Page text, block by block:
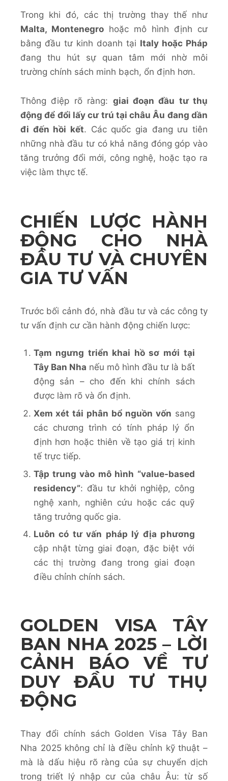
Trong khi đó, các thị trường thay thế như
Malta, Montenegro hoặc mô hình định cư
bằng đầu tư kinh doanh tại Italy hoặc Pháp
đang thu hút sự quan tâm mới nhờ môi
trường chính sách minh bạch, ổn định hơn.
Thông điệp rõ ràng: giai đoạn đầu tư thụ
động để đổi lấy cư trú tại châu Âu đang dần
đi đến hồi kết. Các quốc gia đang ưu tiên
những nhà đầu tư có khả năng đóng góp vào
tăng trưởng đổi mới, công nghệ, hoặc tạo ra
việc làm thực tế.
CHIẾN LƯỢC HÀNH
ĐỘNG CHO NHÀ
ĐẦU TƯ VÀ CHUYÊN
GIA TƯ VẤN
Trước bối cảnh đó, nhà đầu tư và các công ty
tư vấn định cư cần hành động chiến lược:
Tạm ngưng triển khai hồ sơ mới tại
Tây Ban Nha nếu mô hình đầu tư là bất
động sản – cho đến khi chính sách
được làm rõ và ổn định.
Xem xét tái phân bổ nguồn vốn sang
các chương trình có tính pháp lý ổn
định hơn hoặc thiên về tạo giá trị kinh
tế trực tiếp.
Tập trung vào mô hình “value-based
residency”: đầu tư khởi nghiệp, công
nghệ xanh, nghiên cứu hoặc các quỹ
tăng trưởng quốc gia.
Luôn có tư vấn pháp lý địa phương
cập nhật từng giai đoạn, đặc biệt với
các thị trường đang trong giai đoạn
điều chỉnh chính sách.
GOLDEN VISA TÂY
BAN NHA 2025 – LỜI
CẢNH BÁO VỀ TƯ
DUY ĐẦU TƯ THỤ
ĐỘNG
Thay đổi chính sách Golden Visa Tây Ban
Nha 2025 không chỉ là điều chỉnh kỹ thuật –
mà là dấu hiệu rõ ràng của sự chuyển dịch
trong triết lý nhập cư của châu Âu: từ số